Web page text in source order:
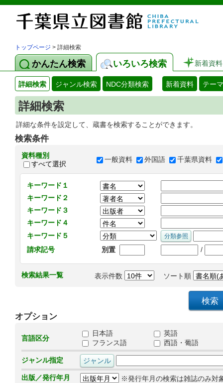
トップページ > 詳細検索
かんたん検索 いろいろ検索 新着資料
詳細検索 ジャンル検索 NDC分類検索 新着資料 テー
詳細検索
詳細な条件を設定して、蔵書を検索することができます。
検索条件
資料種別
すべて選択
一般資料 外国語 千葉県資料
キーワード１
キーワード２
キーワード３
キーワード４
キーワード５
請求記号
別置 /
検索結果一覧 表示件数 ソート順
オプション
言語区分
日本語
英語
フランス語
西語・葡語
ジャンル指定
出版／発行年月
※発行年月の検索は雑誌のみ対